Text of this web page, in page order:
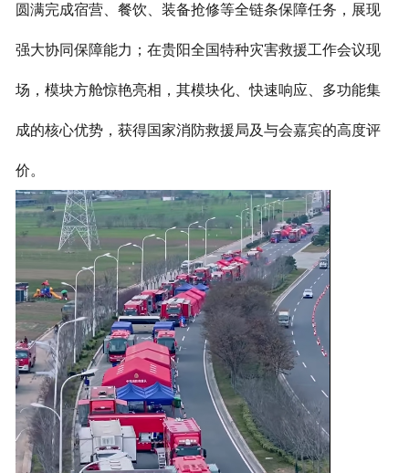
圆满完成宿营、餐饮、装备抢修等全链条保障任务，展现
强大协同保障能力；在贵阳全国特种灾害救援工作会议现
场，模块方舱惊艳亮相，其模块化、快速响应、多功能集
成的核心优势，获得国家消防救援局及与会嘉宾的高度评
价。